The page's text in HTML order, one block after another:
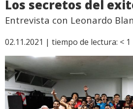
Los secretos del
Entrevista con Leonardo
02.11.2021 | tiempo de lectura: < 1